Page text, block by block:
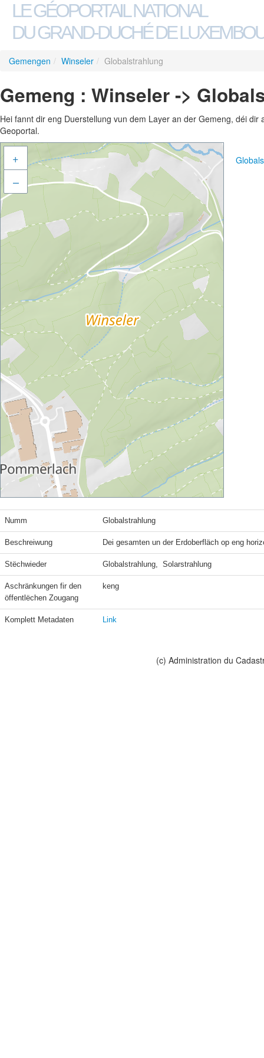
LE GÉOPORTAIL NATIONAL
DU GRAND-DUCHÉ DE
Gemengen / Winseler / Globalstrahlung
Gemeng : Winseler ->
Hei fannt dir eng Duerstellung vun dem Layer an der Gemeng, déi
Geoportal.
+
–
Numm Globalstrahlung
Beschreiwung Dei gesamten un der Erdoberfläch op eng
Stëchwieder Globalstrahlung,  Solarstrahlung
Aschränkungen fir den
öffentlëchen Zougang
keng
Komplett Metadaten Link
(c) Administration du